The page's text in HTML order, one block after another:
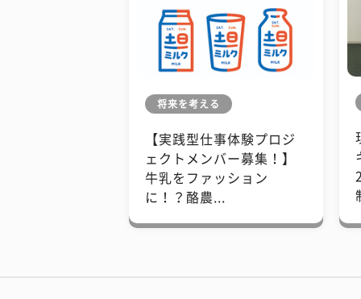
将来を考える
【実践型仕事体験プロジ
ェクトメンバー募集！】
牛乳をファッション
に！？酪農...